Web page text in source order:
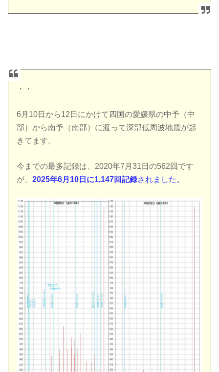
・・
6月10日から12日にかけて四国の愛媛県の中予（中
部）から南予（南部）に渡って深部低周波地震が起
きてます。
今までの最多記録は、2020年7月31日の562回です
が、2025年6月10日に1,147回記録されました。